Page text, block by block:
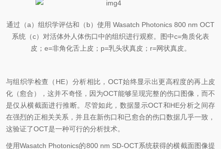
通过（a）组织学评估和（b）使用 Wasatch Photonics 800 nm OCT
系统（c）对活体外人体伤口中的组织进行观察。 图中c=角质化表
皮 ； e=非角化舌上皮 ； p=乳头状真皮 ； r=网状真皮。
与组织学检查（ HE） 分析相比，OCT始终显示出更高程度的再上皮
化（愈合），这并不奇怪，因为OCT能够呈现完整的伤口图像 ，而不
是仅 从横截面进行推断。尽管如此，数据显示OCT和HE分析之间存
在强烈的正相关关系，并且 在新伤口和已愈合的伤口数据几乎一致，
这验证了OCT是一种可行的分析技术。
使用Wasatch Photonics的800 nm SD-OCT系统获得的横截面图像提